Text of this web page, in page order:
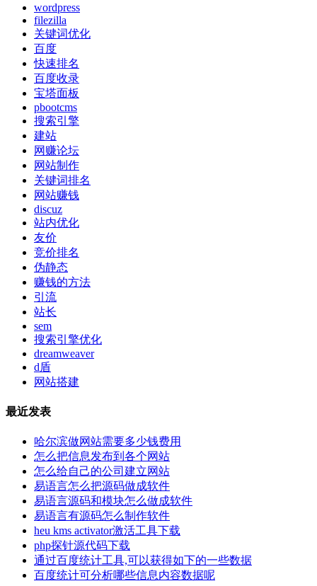
wordpress
filezilla
关键词优化
百度
快速排名
百度收录
宝塔面板
pbootcms
搜索引擎
建站
网赚论坛
网站制作
关键词排名
网站赚钱
discuz
站内优化
友价
竞价排名
伪静态
赚钱的方法
引流
站长
sem
搜索引擎优化
dreamweaver
d盾
网站搭建
最近发表
哈尔滨做网站需要多少钱费用
怎么把信息发布到各个网站
怎么给自己的公司建立网站
易语言怎么把源码做成软件
易语言源码和模块怎么做成软件
易语言有源码怎么制作软件
heu kms activator激活工具下载
php探针源代码下载
通过百度统计工具,可以获得如下的一些数据
百度统计可分析哪些信息内容数据呢